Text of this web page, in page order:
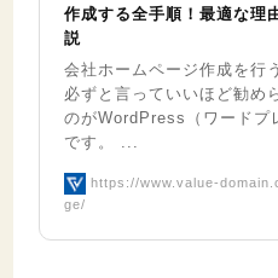
作成する全手順！最適な理
説
会社ホームページ作成を行
必ずと言っていいほど勧め
のがWordPress（ワードプ
です。 ...
https://www.value-
ge/